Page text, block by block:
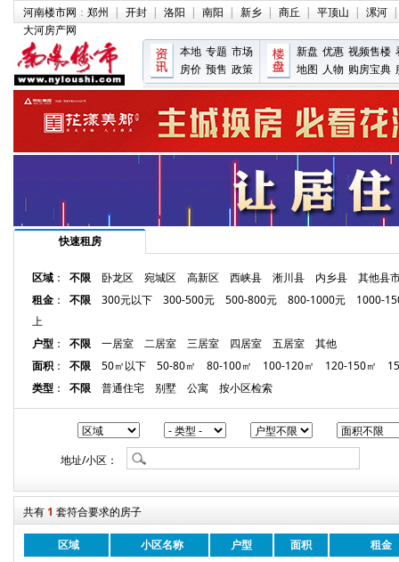
河南楼市网 ： 郑州 | 开封 | 洛阳 | 南阳 | 新乡 | 商丘 | 平顶山 | 漯河 |
大河房产网
本地 专题 市场
房价 预售 政策
新盘 优惠 视频售楼
地图 人物 购房宝典
快速租房
区域 ： 不限 卧龙区 宛城区 高新区 西峡县 淅川县 内乡县
其他县
租金 ： 不限 300元以下 300-500元 500-800元 800-1000元
1000-
上
户型 ： 不限 一居室 二居室 三居室 四居室 五居室
其他
面积 ： 不限 50㎡以下 50-80㎡ 80-100㎡ 100-120㎡ 120-150㎡
类型 ： 不限 普通住宅 别墅 公寓 按小区检索
地址/小区：
共有1 套符合要求的房子
区域 小区名称 户型 面积
租金